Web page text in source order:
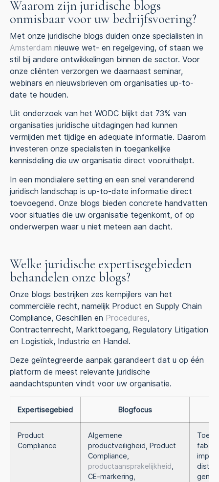
Waarom zijn juridische blogs
onmisbaar voor uw bedrijfsvoering?
Met onze juridische blogs duiden onze specialisten in
Amsterdam nieuwe wet- en regelgeving, of staan we
stil bij andere ontwikkelingen binnen de sector. Voor
onze cliënten verzorgen we daarnaast seminar,
webinars en nieuwsbrieven om organisaties up-to-
date te houden.
Uit onderzoek van het WODC blijkt dat 73% van
organisaties juridische uitdagingen had kunnen
vermijden met tijdige en adequate informatie. Daarom
investeren onze specialisten in toegankelijke
kennisdeling die uw organisatie direct vooruithelpt.
In een mondialere setting en een snel veranderend
juridisch landschap is up-to-date informatie direct
toevoegend. Onze blogs bieden concrete handvatten
voor situaties die uw organisatie tegenkomt, of op
onderwerpen waar u niet meteen aan dacht.
Welke juridische expertisegebieden
behandelen onze blogs?
Onze blogs bestrijken zes kernpijlers van het
commerciële recht, namelijk Product en Supply Chain
Compliance, Geschillen en Procedures,
Contractenrecht, Markttoegang, Regulatory Litigation
en Logistiek, Industrie en Handel.
Deze geïntegreerde aanpak garandeert dat u op één
platform de meest relevante juridische
aandachtspunten vindt voor uw organisatie.
Expertisegebied Blogfocus
Product
Compliance
Algemene
productveiligheid, Product
Compliance,
productaansprakelijkheid
CE-markering,